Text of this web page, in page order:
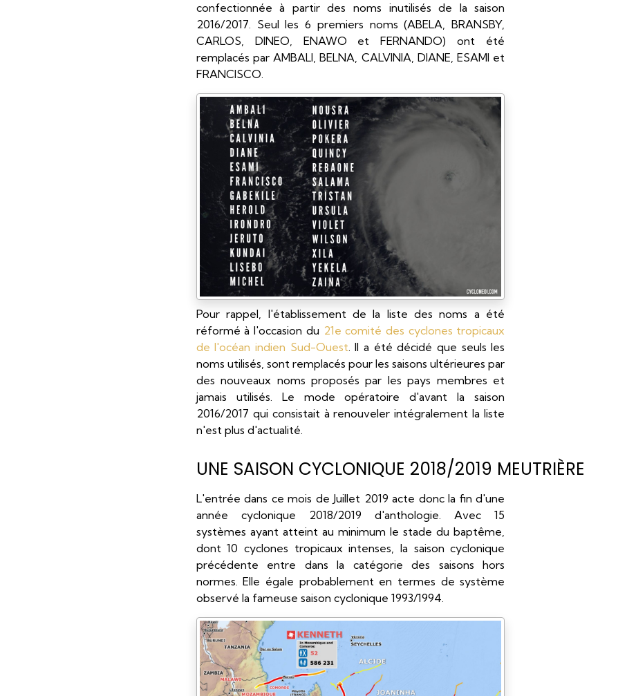
confectionnée à partir des noms inutilisés de la saison
2016/2017. Seul les 6 premiers noms (ABELA, BRANSBY,
CARLOS, DINEO, ENAWO et FERNANDO) ont été
remplacés par AMBALI, BELNA, CALVINIA, DIANE, ESAMI et
FRANCISCO.
Pour rappel, l'établissement de la liste des noms a été
réformé à l'occasion du 21e comité des cyclones tropicaux
de l'océan indien Sud-Ouest. Il a été décidé que seuls les
noms utilisés, sont remplacés pour les saisons ultérieures par
des nouveaux noms proposés par les pays membres et
jamais utilisés. Le mode opératoire d'avant la saison
2016/2017 qui consistait à renouveler intégralement la liste
n'est plus d'actualité.
UNE SAISON CYCLONIQUE 2018/2019 MEUTRIÈRE
L'entrée dans ce mois de Juillet 2019 acte donc la fin d'une
année cyclonique 2018/2019 d'anthologie. Avec 15
systèmes ayant atteint au minimum le stade du baptême,
dont 10 cyclones tropicaux intenses, la saison cyclonique
précédente entre dans la catégorie des saisons hors
normes. Elle égale probablement en termes de système
observé la fameuse saison cyclonique 1993/1994.